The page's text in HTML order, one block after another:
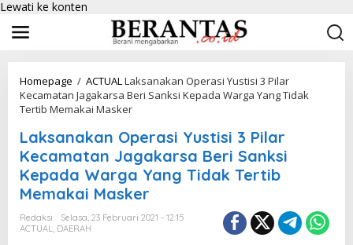
Lewati ke konten
Homepage / ACTUALLaksanakan Operasi Yustisi 3 Pilar
Kecamatan Jagakarsa Beri Sanksi Kepada Warga Yang Tidak
Tertib Memakai Masker
Laksanakan Operasi Yustisi 3 Pilar
Kecamatan Jagakarsa Beri Sanksi
Kepada Warga Yang Tidak Tertib
Memakai Masker
Redaksi
Selasa, 23 Februari 2021 - 12:15
ACTUAL, DAERAH